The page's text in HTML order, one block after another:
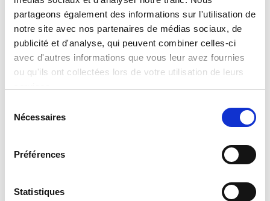
partageons également des informations sur l'utilisation de
notre site avec nos partenaires de médias sociaux, de
publicité et d'analyse, qui peuvent combiner celles-ci
avec d'autres informations que vous leur avez fournies
ou qu'ils ont collectées lors de votre utilisation de leurs
Nécessaires
Préférences
Statistiques
Gabby’s Dollhouse Super Game
Read more